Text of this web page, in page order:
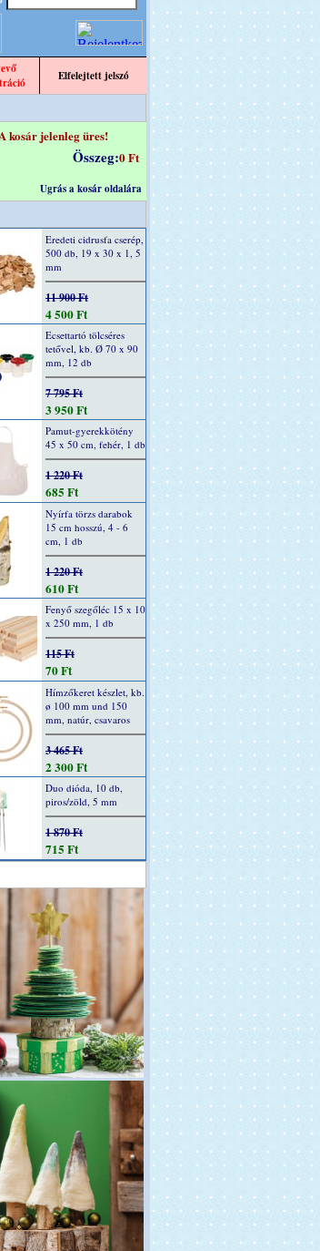
Elfelejtett jelszó
kosár jelenleg üres!
Összeg:0 Ft
Ugrás a kosár oldalára
Eredeti cidrusfa cserép,
500 db, 19 x 30 x 1, 5
mm
11 900 Ft
4 500 Ft
Ecsettartó tölcséres
tetővel, kb. Ø 70 x 90
mm, 12 db
7 795 Ft
3 950 Ft
Pamut-gyerekkötény
45 x 50 cm, fehér, 1 db
1 220 Ft
685 Ft
Nyírfa törzs darabok
15 cm hosszú, 4 - 6
cm, 1 db
1 220 Ft
610 Ft
Fenyő szegőléc 15 x 10
x 250 mm, 1 db
115 Ft
70 Ft
Hímzőkeret készlet, kb.
ø 100 mm und 150
mm, natúr, csavaros
3 465 Ft
2 300 Ft
Duo dióda, 10 db,
piros/zöld, 5 mm
1 870 Ft
715 Ft